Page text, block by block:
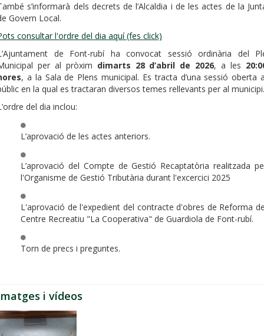
s’informarà dels decrets de l’Alcaldia i de les actes de la
Govern Local.
consultar l'ordre del dia aquí (fes click)
de Font-rubí ha convocat sessió ordinària del
per al pròxim dimarts 28 d’abril de 2026, a les
, a la Sala de Plens municipal. Es tracta d’una sessió oberta
en la qual es tractaran diversos temes rellevants per al municipi.
del dia inclou:
L’aprovació de les actes anteriors.
L’aprovació del Compte de Gestió Recaptatòria realitzada
l'Organisme de Gestió Tributària durant l'excercici 2025
L'aprovació de l'expedient del contracte d'obres de Reforma
Centre Recreatiu "La Cooperativa" de Guardiola de Font-rubí.
Torn de precs i preguntes.
i vídeos